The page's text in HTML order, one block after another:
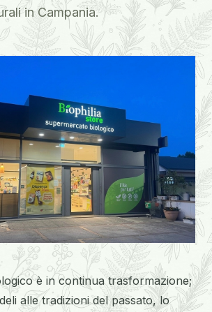
in Campania.
è in continua trasformazione;
alle tradizioni del passato, lo